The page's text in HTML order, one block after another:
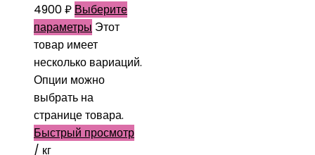
4900₽ Выберите
параметры Этот
товар имеет
несколько вариаций.
Опции можно
выбрать на
странице товара.
Быстрый просмотр
/ кг